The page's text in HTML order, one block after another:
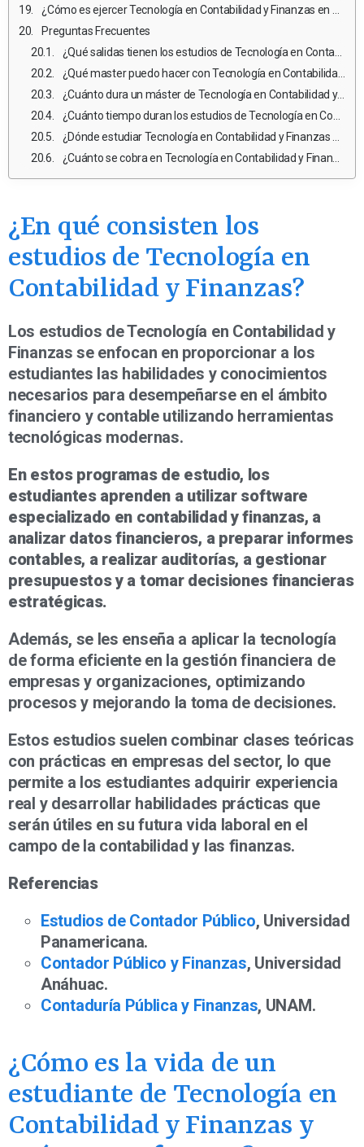
¿Cómo es ejercer Tecnología en Contabilidad y Finanzas en el extranjero?
Preguntas Frecuentes
¿Qué salidas tienen los estudios de Tecnología en Contabilidad y Finanzas?
¿Qué master puedo hacer con Tecnología en Contabilidad y Finanzas?
¿Cuánto dura un máster de Tecnología en Contabilidad y Finanzas en México?
¿Cuánto tiempo duran los estudios de Tecnología en Contabilidad y Finanzas?
¿Dónde estudiar Tecnología en Contabilidad y Finanzas en México pública?
¿Cuánto se cobra en Tecnología en Contabilidad y Finanzas en México?
¿En qué consisten los
estudios de Tecnología en
Contabilidad y Finanzas?
Los estudios de Tecnología en Contabilidad y
Finanzas se enfocan en proporcionar a los
estudiantes las habilidades y conocimientos
necesarios para desempeñarse en el ámbito
financiero y contable utilizando herramientas
tecnológicas modernas.
En estos programas de estudio, los
estudiantes aprenden a utilizar software
especializado en contabilidad y finanzas, a
analizar datos financieros, a preparar informes
contables, a realizar auditorías, a gestionar
presupuestos y a tomar decisiones financieras
estratégicas.
Además, se les enseña a aplicar la tecnología
de forma eficiente en la gestión financiera de
empresas y organizaciones, optimizando
procesos y mejorando la toma de decisiones.
Estos estudios suelen combinar clases teóricas
con prácticas en empresas del sector, lo que
permite a los estudiantes adquirir experiencia
real y desarrollar habilidades prácticas que
serán útiles en su futura vida laboral en el
campo de la contabilidad y las finanzas.
Referencias
Estudios de Contador Público, Universidad
Panamericana.
Contador Público y Finanzas, Universidad
Anáhuac.
Contaduría Pública y Finanzas, UNAM.
¿Cómo es la vida de un
estudiante de Tecnología en
Contabilidad y Finanzas y